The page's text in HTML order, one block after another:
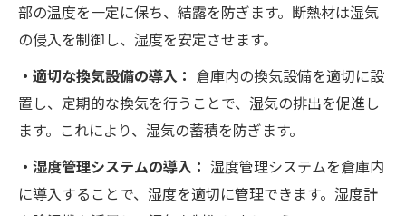
部の温度を一定に保ち、結露を防ぎます。断熱材は湿気
の侵入を制御し、湿度を安定させます。
・適切な換気設備の導入： 倉庫内の換気設備を適切に設
置し、定期的な換気を行うことで、湿気の排出を促進し
ます。これにより、湿気の蓄積を防ぎます。
・湿度管理システムの導入： 湿度管理システムを倉庫内
に導入することで、湿度を適切に管理できます。湿度計